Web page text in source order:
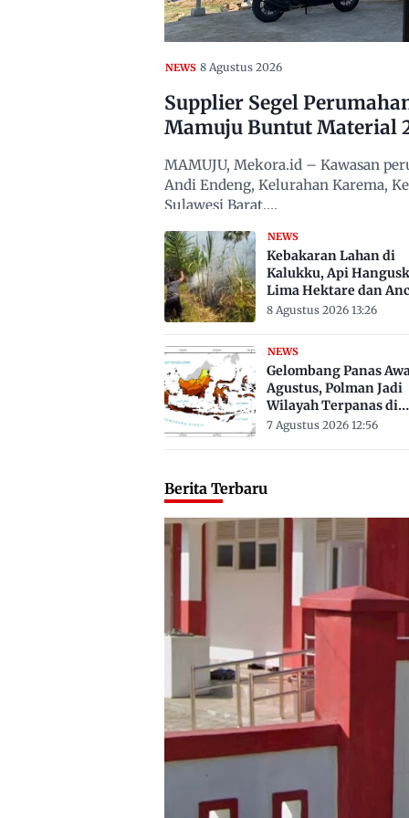
NEWS 8 Agustus 2026
Supplier Segel
Mamuju Buntut Material
MAMUJU, Mekora.id – Kawasan
Andi Endeng, Kelurahan Karema,
Sulawesi Barat,…
NEWS
Kebakaran Lahan di
Kalukku, Api
Lima Hektare dan
Permukiman
8 Agustus 2026 13:26
NEWS
Gelombang Panas
Agustus, Polman Jadi
Wilayah Terpanas di
Sulbar Suhu Lebih Dari
7 Agustus 2026 12:56
Berita Terbaru